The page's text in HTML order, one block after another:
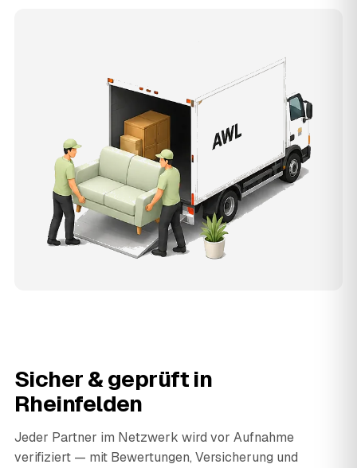
Sicher & geprüft in
Rheinfelden
Jeder Partner im Netzwerk wird vor Aufnahme
verifiziert — mit Bewertungen, Versicherung und